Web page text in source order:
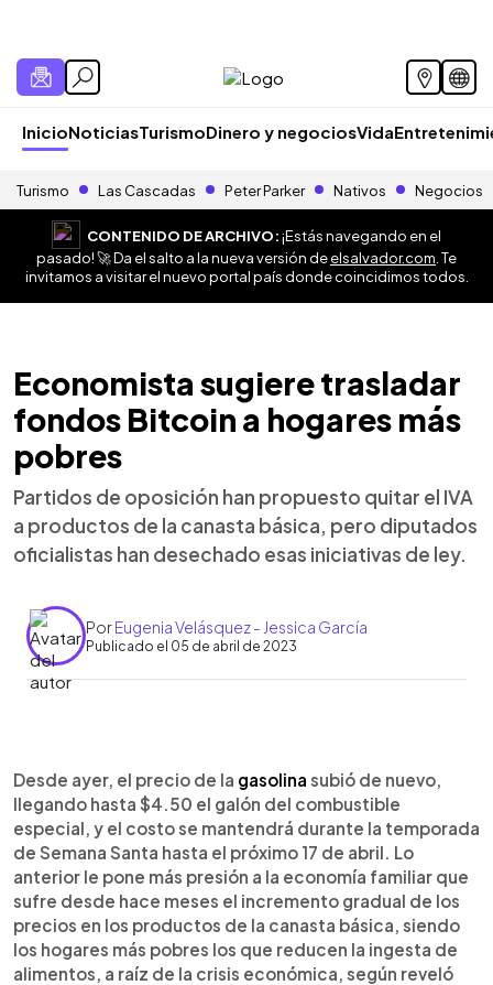
InicioNoticiasTurismoDinero y negociosVida
Turismo Las Cascadas Peter Parker Nativos Negocios
CONTENIDO DE ARCHIVO:¡Estás navegando en el
pasado! 🚀 Da el salto a la nueva versión deelsalvador.com . Te
invitamos a visitar el nuevo portal país donde coincidimos todos.
Economista sugiere trasladar
fondos Bitcoin a hogares más
pobres
Partidos de oposición han propuesto quitar el IVA
a productos de la canasta básica, pero diputados
oficialistas han desechado esas iniciativas de ley.
PorEugenia Velásquez - Jessica García
Publicado el 05 de abril de 2023
Escuchar artículo
Desde ayer, el precio de la gasolina subió de nuevo,
llegando hasta $4.50 el galón del combustible
especial, y el costo se mantendrá durante la temporada
de Semana Santa hasta el próximo 17 de abril. Lo
anterior le pone más presión a la economía familiar que
sufre desde hace meses el incremento gradual de los
precios en los productos de la canasta básica, siendo
los hogares más pobres los que reducen la ingesta de
alimentos, a raíz de la crisis económica, según reveló